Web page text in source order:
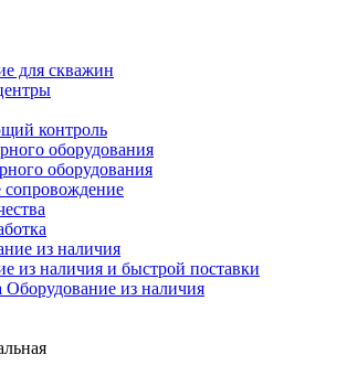
для скважин
контроль
оборудования
оборудования
из наличия и быстрой поставки